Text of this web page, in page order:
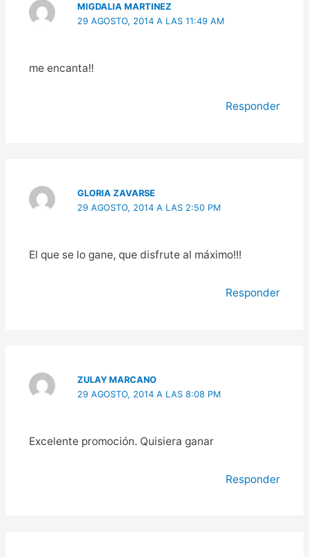
MIGDALIA MARTINEZ
29 AGOSTO, 2014 A LAS 11:49 AM
me encanta!!
Responder
GLORIA ZAVARSE
29 AGOSTO, 2014 A LAS 2:50 PM
El que se lo gane, que disfrute al máximo!!!
Responder
ZULAY MARCANO
29 AGOSTO, 2014 A LAS 8:08 PM
Excelente promoción. Quisiera ganar
Responder